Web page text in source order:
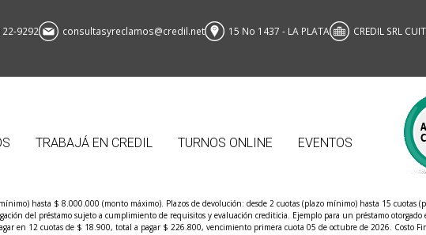
9292 consultasyreclamos@credil.net 15 No 1437 - LA PLATA CREDIL SRL
TRABAJÁ EN CREDIL TURNOS ONLINE EVENTOS
hasta $ 8.000.000 (monto máximo). Plazos de devolución: desde 2 cuotas (plazo mínimo) hasta 15 cuotas
del préstamo sujeto a cumplimiento de requisitos y evaluación crediticia. Ejemplo para un préstamo
en 12 cuotas de $ 18.900, total a pagar $ 226.800, vencimiento primera cuota 05 de octubre de 2026. Costo